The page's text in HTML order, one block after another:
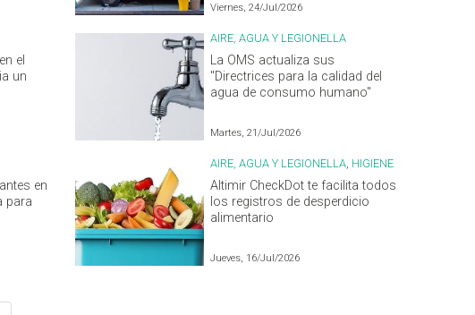
Viernes, 24/Jul/2026
el
un
AIRE, AGUA Y LEGIONELLA
La OMS actualiza sus
"Directrices para la calidad del
agua de consumo humano"
Martes, 21/Jul/2026
en
para
AIRE, AGUA Y LEGIONELLA HIGIENE
ALIMENTARIA
Altimir CheckDot te facilita todos
los registros de desperdicio
alimentario
Jueves, 16/Jul/2026